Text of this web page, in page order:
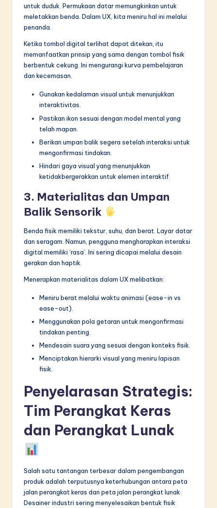
untuk duduk. Permukaan datar memungkinkan untuk
meletakkan benda. Dalam UX, kita meniru hal ini melalui
penanda.
Ketika tombol digital terlihat dapat ditekan, itu
memanfaatkan prinsip yang sama dengan tombol fisik
berbentuk cekung. Ini mengurangi kurva pembelajaran
dan kecemasan.
Gunakan kedalaman visual untuk menunjukkan
interaktivitas.
Pastikan ikon sesuai dengan model mental yang
telah mapan.
Berikan umpan balik segera setelah interaksi untuk
mengonfirmasi tindakan.
Hindari gaya visual yang menunjukkan
ketidakbergerakkan untuk elemen interaktif.
3. Materialitas dan Umpan
Balik Sensorik
Benda fisik memiliki tekstur, suhu, dan berat. Layar datar
dan seragam. Namun, pengguna mengharapkan interaksi
digital memiliki ‘rasa’. Ini sering dicapai melalui desain
gerakan dan haptik.
Menerapkan materialitas dalam UX melibatkan:
Meniru berat melalui waktu animasi (ease-in vs
ease-out).
Menggunakan pola getaran untuk mengonfirmasi
tindakan penting.
Mendesain suara yang sesuai dengan konteks fisik.
Menciptakan hierarki visual yang meniru lapisan
fisik.
Penyelarasan Strategis:
Tim Perangkat Keras
dan Perangkat Lunak
Salah satu tantangan terbesar dalam pengembangan
produk adalah terputusnya keterhubungan antara peta
jalan perangkat keras dan peta jalan perangkat lunak.
Desainer industri sering menyelesaikan bentuk fisik